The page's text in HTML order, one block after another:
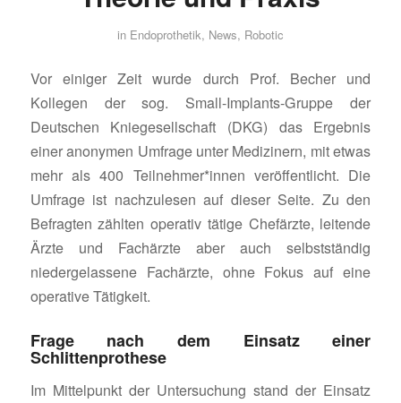
in Endoprothetik, News, Robotic
Vor einiger Zeit wurde durch Prof. Becher und
Kollegen der sog. Small-Implants-Gruppe der
Deutschen Kniegesellschaft (DKG) das Ergebnis
einer anonymen Umfrage unter Medizinern, mit etwas
mehr als 400 Teilnehmer*innen veröffentlicht. Die
Umfrage ist nachzulesen auf dieser Seite. Zu den
Befragten zählten operativ tätige Chefärzte, leitende
Ärzte und Fachärzte aber auch selbstständig
niedergelassene Fachärzte, ohne Fokus auf eine
operative Tätigkeit.
Frage nach dem Einsatz einer
Schlittenprothese
Im Mittelpunkt der Untersuchung stand der Einsatz